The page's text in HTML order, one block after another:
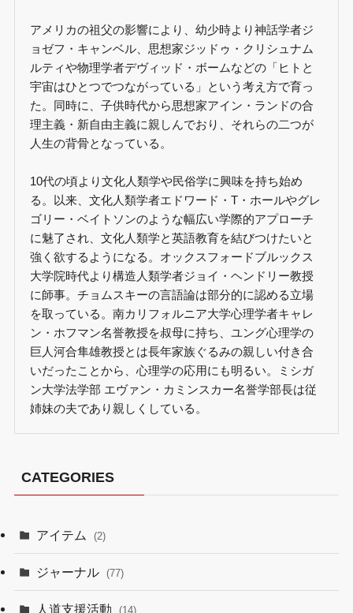
アメリカの祖父の影響により、幼少時より神話学者ジ
ョゼフ・キャンベル、思想家ジッドゥ・クリシュナム
ルティや物理学者デヴィッド・ボームなどの「ヒトと
宇宙はひとつでつながっている」という考え方で育っ
た。同時に、子供時代から思想家アイン・ランドの合
理主義・新自由主義に親しんでおり、それらの二つが
人生の背骨となっている。
10代の頃より文化人類学や民俗学に興味を持ち始め
る。以来、文化人類学者エドワード・T・ホールやグレ
ゴリー・ベイトソンのような幅広い学際的アプローチ
に魅了され、文化人類学と英語教育を結びつけたいと
強く欲するようになる。オックスフォードブルックス
大学院時代より構造人類学者ジョイ・ヘンドリー教授
に師事。チョムスキーの言語論は部分的に認める立場
を取っている。南カリフォルニア大学心理学者キャレ
ン・ホフマン名誉教授を叔母に持ち、ユング心理学の
巨人河合隼雄教授とは長年家族ぐるみの親しい付き合
いだったことから、心理学の応用にも明るい。ミシガ
ン大学法学部 エヴァン・カミンスカー名誉学部長は従
姉妹の夫であり親しくしている。
CATEGORIES
アイテム (2)
ジャーナル (77)
人道支援活動 (14)